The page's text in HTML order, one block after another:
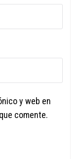
y web en
comente.